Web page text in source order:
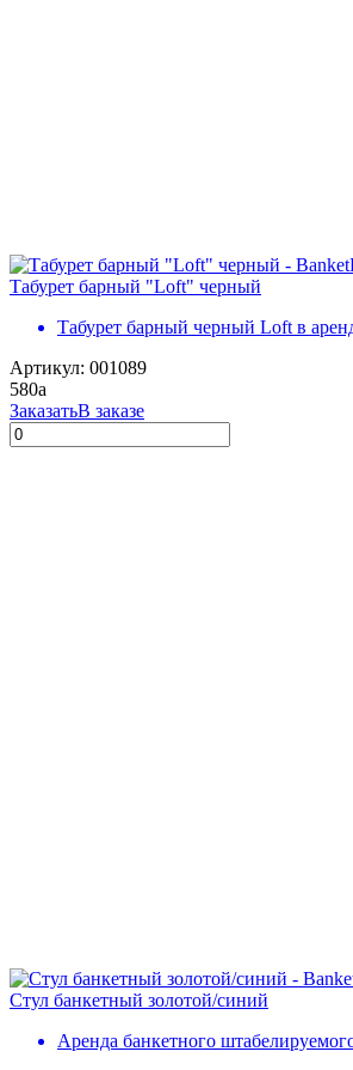
Табурет барный "Loft" черный
Табурет барный черный Loft в
Артикул: 001089
580a
ЗаказатьВ заказе
Стул банкетный золотой/синий
Аренда банкетного